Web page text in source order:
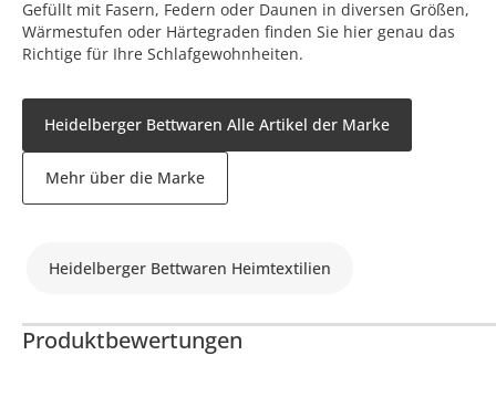
Gefüllt mit Fasern, Federn oder Daunen in diversen Größen,
Wärmestufen oder Härtegraden finden Sie hier genau das
Richtige für Ihre Schlafgewohnheiten.
Heidelberger Bettwaren Alle Artikel der Marke
Mehr über die Marke
Heidelberger Bettwaren Heimtextilien
Produktbewertungen